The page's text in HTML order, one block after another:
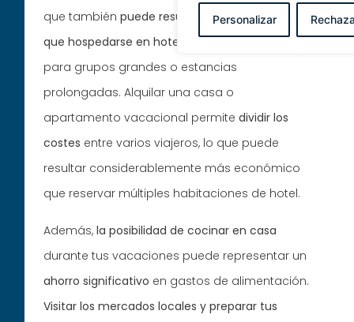
Personalizar
que tambiénpuede resultar más económico
que hospedarse en hoteles
, especialmente
para grupos grandes o estancias
prolongadas. Alquilar una casa o
apartamento vacacional permitedividir los
costes entre varios viajeros, lo que puede
resultar considerablemente más económico
que reservar múltiples habitaciones de hotel.
Además,la posibilidad de cocinar en casa
durante tus vacaciones puede representar un
ahorro significativo en gastos de alimentación.
Visitar los mercados locales y preparar tus